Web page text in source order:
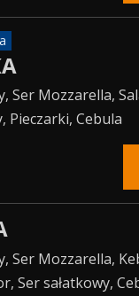
Ser Mozzarella,
Pieczarki, Cebula
Ser Mozzarella,
Ser sałatkowy,